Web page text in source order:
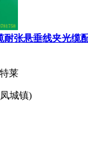
耐张悬垂线夹光缆
莱
城镇)